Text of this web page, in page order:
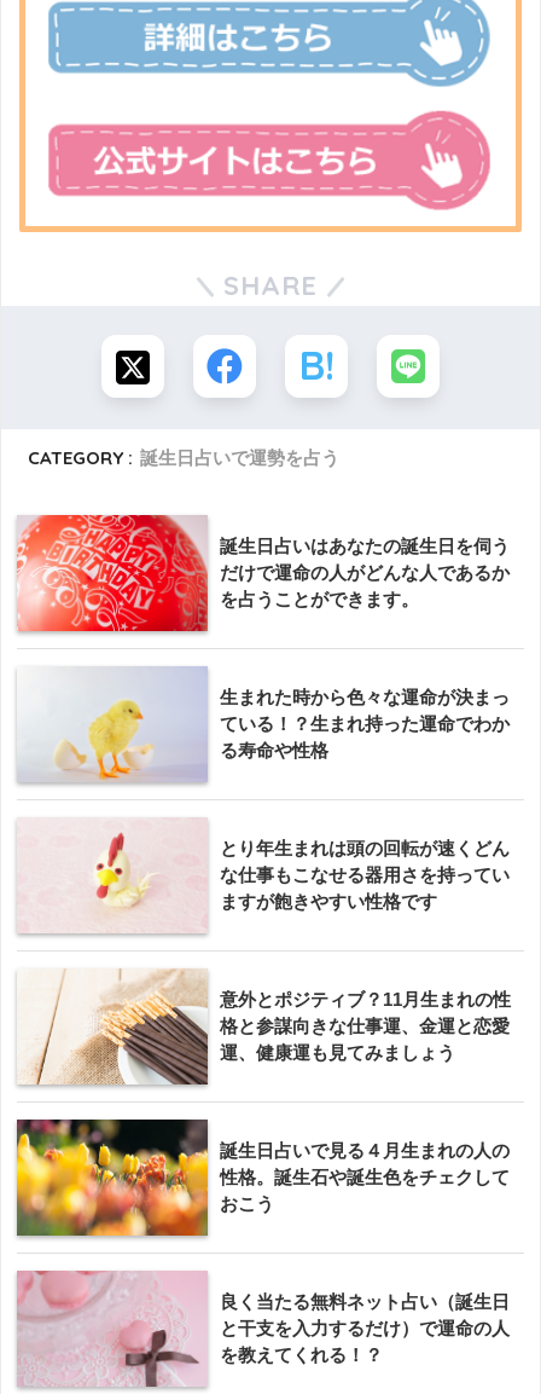
SHARE
CATEGORY : 誕生日占いで運勢を占う
誕生日占いはあなたの誕生日を伺う
だけで運命の人がどんな人であるか
を占うことができます。
生まれた時から色々な運命が決まっ
ている！？生まれ持った運命でわか
る寿命や性格
とり年生まれは頭の回転が速くどん
な仕事もこなせる器用さを持ってい
ますが飽きやすい性格です
意外とポジティブ？11月生まれの性
格と参謀向きな仕事運、金運と恋愛
運、健康運も見てみましょう
誕生日占いで見る４月生まれの人の
性格。誕生石や誕生色をチェクして
おこう
良く当たる無料ネット占い（誕生日
と干支を入力するだけ）で運命の人
を教えてくれる！？